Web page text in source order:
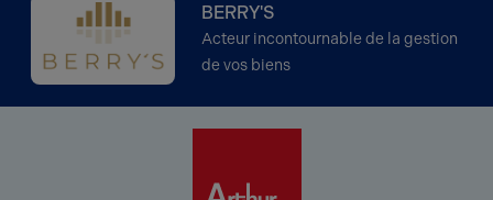
BERRY'S
Acteur incontournable de la gestion
de vos biens